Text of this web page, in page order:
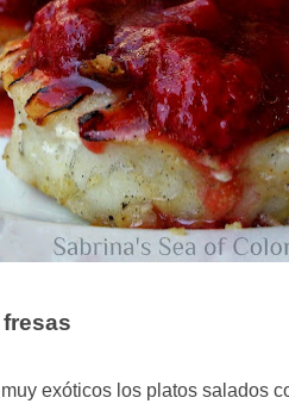
exóticos los platos salados